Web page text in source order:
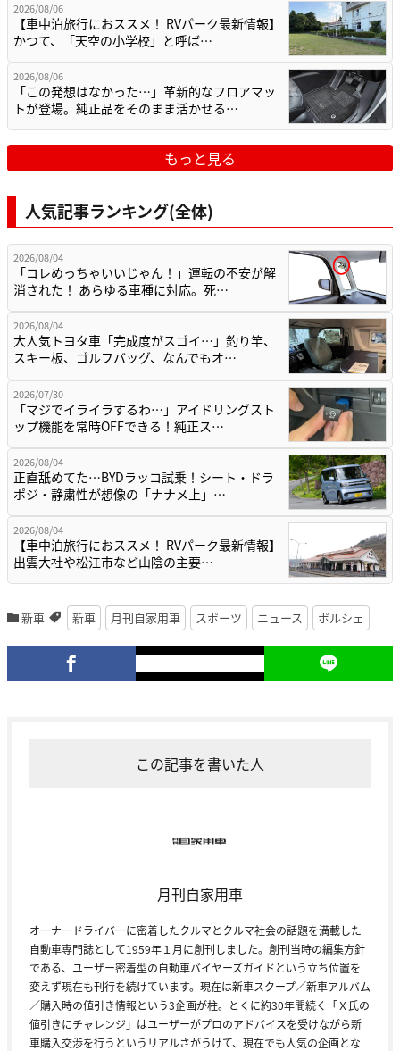
2026/08/06
【車中泊旅行におススメ！ RVパーク最新情報】
かつて、「天空の小学校」と呼ば…
2026/08/06
「この発想はなかった…」革新的なフロアマッ
トが登場。純正品をそのまま活かせる…
もっと見る
人気記事ランキング(全体)
2026/08/04
「コレめっちゃいいじゃん！」運転の不安が解
消された！ あらゆる車種に対応。死…
2026/08/04
大人気トヨタ車「完成度がスゴイ…」釣り竿、
スキー板、ゴルフバッグ、なんでもオ…
2026/07/30
「マジでイライラするわ…」アイドリングスト
ップ機能を常時OFFできる！純正ス…
2026/08/04
正直舐めてた…BYDラッコ試乗！シート・ドラ
ポジ・静粛性が想像の「ナナメ上」…
2026/08/04
【車中泊旅行におススメ！ RVパーク最新情報】
出雲大社や松江市など山陰の主要…
新車 新車 月刊自家用車 スポーツ ニュース ポルシェ
この記事を書いた人
月刊自家用車
オーナードライバーに密着したクルマとクルマ社会の話題を満載した
自動車専門誌として1959年１月に創刊しました。創刊当時の編集方針
である、ユーザー密着型の自動車バイヤーズガイドという立ち位置を
変えず現在も刊行を続けています。現在は新車スクープ／新車アルバム
／購入時の値引き情報という3企画が柱。とくに約30年間続く「Ｘ氏の
値引きにチャレンジ」はユーザーがプロのアドバイスを受けながら新
車購入交渉を行うというリアルさがうけて、現在でも人気の企画とな